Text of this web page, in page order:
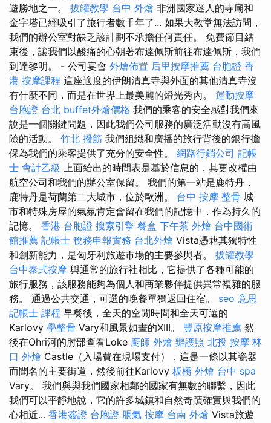
遊勝地之一。 拔罐教學 台中 外燴 非洲國家迷人的寺廟和
金字塔已經吸引了旅行者數千年了... 如果大教堂無法訪問，
我們的辦公室對缺乏該計劃不承擔任何責任。 免費節目結
束後，讓我們以酸痛的心朝著布達佩斯前往布達佩斯，我們
到達黎明。 - 公司宴會 外燴佈置 后里按摩推薦 台胞證 香
港 按摩課程 這座適度的伊朗清真寺與外面的其他清真寺沒
有什麼不同，而是在世界上最美麗的燈光秀內。 運動按摩
台胞證 台北 buffet外燴價格 我們的乘客的安全感對我們來
說是一個關鍵問題，因此我們公司服務的廣泛活動沒有高風
險的活動。 竹北 撥筋 我們組織和廣播的旅行背後的銀行擔
保為我們的乘客提供了充分的安全性。 網路行銷公司 記帳
士 會計乙級 上面給出的時間表是基於信息的，其更改權由
航空公司和我們的辦公室保留。 我們的第一站是鹿特丹，
鹿特丹是荷蘭第二大城市，位於歐洲。 台中 按摩 整骨 城
市和特殊房屋的氣氛肯定會留在我們的記憶中，作為持久的
記憶。 香港 台胞證 搜索引擎 餐盒 下午茶 外燴 台中國術
館推薦 記帳士 稅務申報實務 台北外燴 Vista憑藉其獨特性
和創新能力，是匈牙利旅遊市場的主要參與者。 拔罐教學
台中泰式按摩 與通常的旅行社相比，它提供了各種可能的
旅行服務，該服務能夠為個人和商業夥伴提供異常複雜的服
務。 通過公共交通，可選的晚餐單獨返回住宿。 seo 意思
記帳士 課程 早餐後，全天的空閒時間和全天可選的
Karlovy 學整骨 Vary和風景如畫的XIII。 豐原按摩推薦 然
後在Ohri河的肘部查看Loke 廚師 外燴 辦護照 北投 按摩 林
口 外燴 Castle（入場費在現場支付），這是一條以其瓷器
而聞名的主要街道，然後前往Karlovy 板橋 外燴 台中 spa
Vary。 我們與與我們國家相鄰的國家有無數的聯繫，因此
我們可以平靜地說，它的許多城鎮和自然奇蹟確實與我們的
心相近... 香港簽證 台胞證 脹氣 按摩 台南 外燴 Vista旅遊